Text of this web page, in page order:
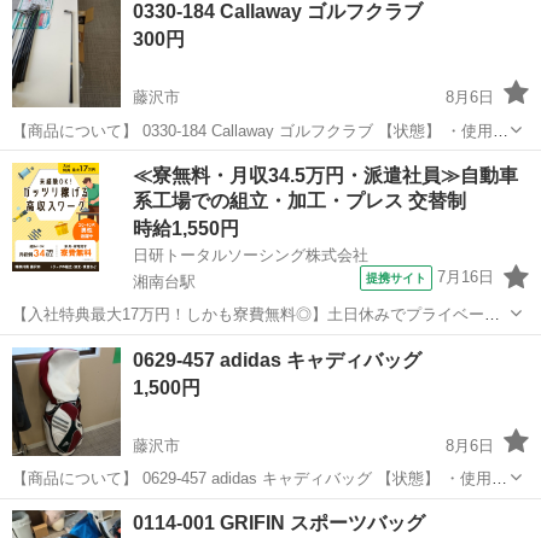
0330-184 Callaway ゴルフクラブ
300円
藤沢市
8月6日
【商品について】 0330-184 Callaway ゴルフクラブ 【状態】 ・使用に
伴う多少のスレ、キズ、落としきれない汚れなどございます ・詳細は
現地でご確認ください ・お値引きは出来かねますのでご...
神奈川 藤沢市 スポーツ リユース
≪寮無料・月収34.5万円・派遣社員≫自動車
系工場での組立・加工・プレス 交替制
時給1,550円
日研トータルソーシング株式会社
湘南台駅
提携サイト 7月16日
【入社特典最大17万円！しかも寮費無料◎】土日休みでプライベート
充実！／週払い可／自動車・トラックの組立・加工ライン作業 お仕事
について 自動車（小・中・大型トラック）の組立や各エンジン部品の
製造を行います。インパクトレン...
神奈川 藤沢市 その他
0629-457 adidas キャディバッグ
1,500円
藤沢市
8月6日
【商品について】 0629-457 adidas キャディバッグ 【状態】 ・使用に
伴う多少のスレ、キズ、落としきれない汚れなどございます ・詳細は
現地でご確認ください ・お値引きは出来かねますのでご了...
神奈川 藤沢市
0114-001 GRIFIN スポーツバッグ